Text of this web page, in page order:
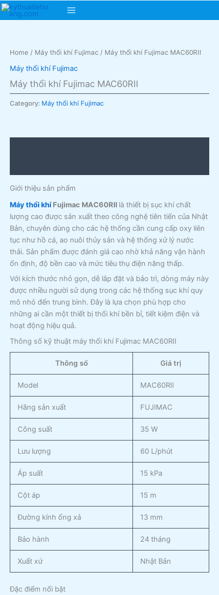
Skip
Main
Home / Máy thổi khí Fujimac / Máy thổi khí Fujimac MAC60RII
Máy thổi khí Fujimac
Máy thổi khí Fujimac MAC60RII
Category: Máy thổi khí Fujimac
Giới thiệu sản phẩm
Máy thổi khí Fujimac MAC60RII là thiết bị sục khí chất
lượng cao được sản xuất theo công nghệ tiên tiến của Nhật
Bản, chuyên dùng cho các hệ thống cần cung cấp oxy liên
tục như hồ cá, ao nuôi thủy sản và hệ thống xử lý nước
thải. Sản phẩm được đánh giá cao nhờ khả năng vận hành
ổn định, độ bền cao và mức tiêu thụ điện năng thấp.
Với kích thước nhỏ gọn, dễ lắp đặt và bảo trì, dòng máy này
được nhiều người sử dụng trong các hệ thống sục khí quy
mô nhỏ đến trung bình. Đây là lựa chọn phù hợp cho
những ai cần một thiết bị thổi khí bền bỉ, tiết kiệm điện và
hoạt động hiệu quả.
Thông số kỹ thuật máy thổi khí Fujimac MAC60RII
Thông số Giá trị
Model MAC60RII
Hãng sản xuất FUJIMAC
Công suất 35 W
Lưu lượng 60 L/phút
Áp suất 15 kPa
Cột áp 15 m
Đường kính ống xả 13 mm
Bảo hành 24 tháng
Xuất xứ Nhật Bản
Đặc điểm nổi bật